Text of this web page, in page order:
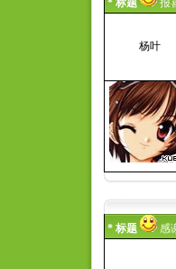
* 标题 报
杨叶
* 标题 感